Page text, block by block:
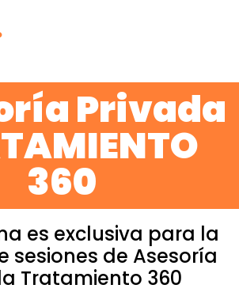
Privada
360
es exclusiva para la
sesiones de Asesoría
Tratamiento 360